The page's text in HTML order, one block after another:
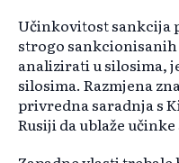
Učinkovitost sankcija
strogo sankcionisanih
analizirati u silosima,
silosima. Razmjena
privredna saradnja s
Rusiji da ublaže